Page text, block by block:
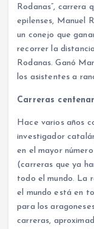
Rodanas”, carrera
epilenses, Manuel
un conejo que
recorrer la
Rodanas. Ganó
los asistentes a
Carreras
Hace varios años
investigador
en el mayor
(carreras que ya
todo el mundo. La
el mundo está en
para los
carreras,